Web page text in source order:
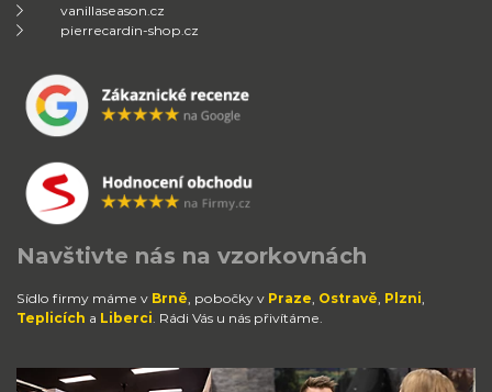
vanillaseason.cz
pierrecardin-shop.cz
Navštivte nás na vzorkovnách
Sídlo firmy máme v Brně , pobočky v Praze Ostravě Plzni
Teplicích a Liberci . Rádi Vás u nás přivítáme.